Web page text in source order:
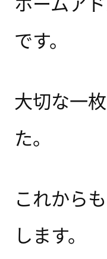
です。
大切な一
た。
これから
します。